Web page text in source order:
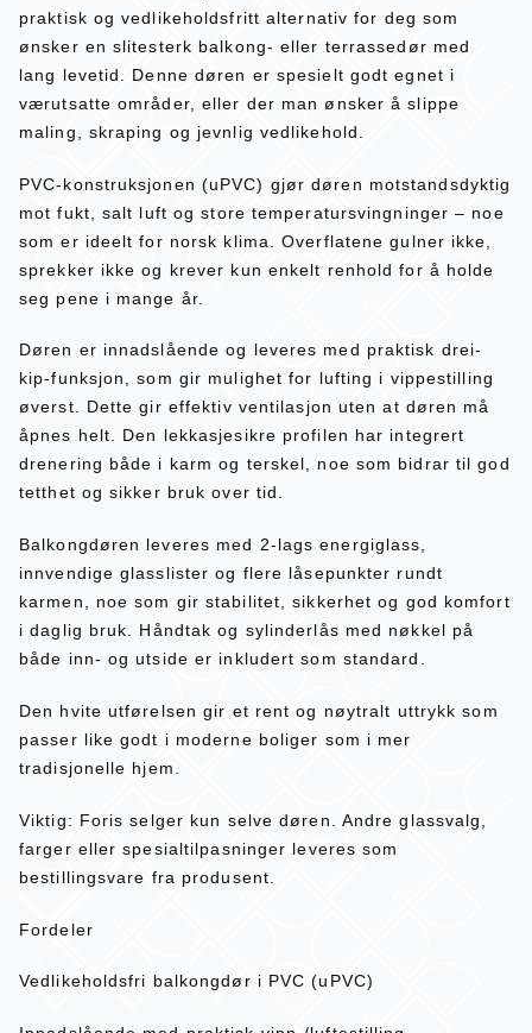
praktisk og vedlikeholdsfritt alternativ for deg som
ønsker en slitesterk balkong- eller terrassedør med
lang levetid. Denne døren er spesielt godt egnet i
værutsatte områder, eller der man ønsker å slippe
maling, skraping og jevnlig vedlikehold.
PVC-konstruksjonen (uPVC) gjør døren motstandsdyktig
mot fukt, salt luft og store temperatursvingninger – noe
som er ideelt for norsk klima. Overflatene gulner ikke,
sprekker ikke og krever kun enkelt renhold for å holde
seg pene i mange år.
Døren er innadslående og leveres med praktisk drei-
kip-funksjon, som gir mulighet for lufting i vippestilling
øverst. Dette gir effektiv ventilasjon uten at døren må
åpnes helt. Den lekkasjesikre profilen har integrert
drenering både i karm og terskel, noe som bidrar til god
tetthet og sikker bruk over tid.
Balkongdøren leveres med 2-lags energiglass,
innvendige glasslister og flere låsepunkter rundt
karmen, noe som gir stabilitet, sikkerhet og god komfort
i daglig bruk. Håndtak og sylinderlås med nøkkel på
både inn- og utside er inkludert som standard.
Den hvite utførelsen gir et rent og nøytralt uttrykk som
passer like godt i moderne boliger som i mer
tradisjonelle hjem.
Viktig: Foris selger kun selve døren. Andre glassvalg,
farger eller spesialtilpasninger leveres som
bestillingsvare fra produsent.
Fordeler
Vedlikeholdsfri balkongdør i PVC (uPVC)